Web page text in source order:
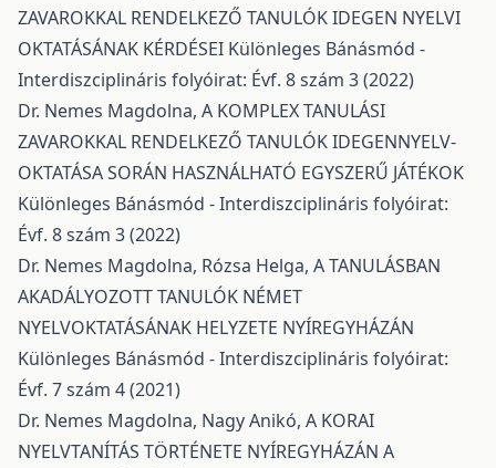
ZAVAROKKAL RENDELKEZŐ TANULÓK IDEGEN NYELVI
OKTATÁSÁNAK KÉRDÉSEI Különleges Bánásmód -
Interdiszciplináris folyóirat: Évf. 8 szám 3 (2022)
Dr. Nemes Magdolna, A KOMPLEX TANULÁSI
ZAVAROKKAL RENDELKEZŐ TANULÓK IDEGENNYELV-
OKTATÁSA SORÁN HASZNÁLHATÓ EGYSZERŰ JÁTÉKOK
Különleges Bánásmód - Interdiszciplináris folyóirat:
Évf. 8 szám 3 (2022)
Dr. Nemes Magdolna, Rózsa Helga, A TANULÁSBAN
AKADÁLYOZOTT TANULÓK NÉMET
NYELVOKTATÁSÁNAK HELYZETE NYÍREGYHÁZÁN
Különleges Bánásmód - Interdiszciplináris folyóirat:
Évf. 7 szám 4 (2021)
Dr. Nemes Magdolna, Nagy Anikó, A KORAI
NYELVTANÍTÁS TÖRTÉNETE NYÍREGYHÁZÁN A